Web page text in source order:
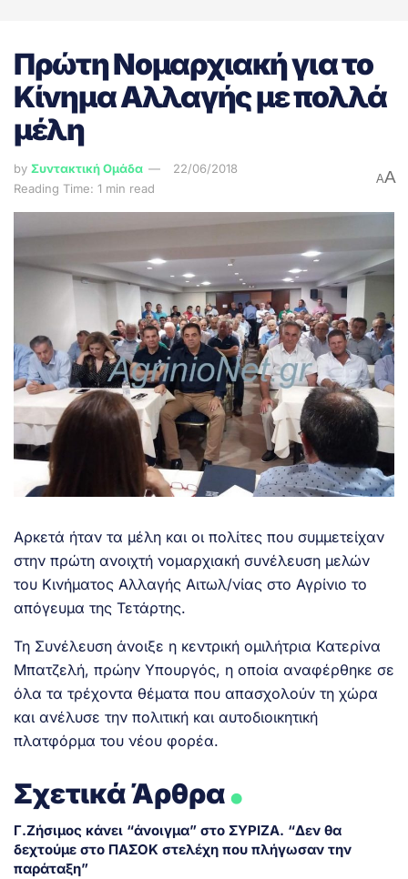
Πρώτη Νομαρχιακή για το
Κίνημα Αλλαγής με πολλά
μέλη
by Συντακτική Ομάδα
22/06/2018
Reading Time: 1 min read
AA
Αρκετά ήταν τα μέλη και οι πολίτες που συμμετείχαν
στην πρώτη ανοιχτή νομαρχιακή συνέλευση μελών
του Κινήματος Αλλαγής Αιτωλ/νίας στο Αγρίνιο το
απόγευμα της Τετάρτης.
Τη Συνέλευση άνοιξε η κεντρική ομιλήτρια Κατερίνα
Μπατζελή, πρώην Υπουργός, η οποία αναφέρθηκε σε
όλα τα τρέχοντα θέματα που απασχολούν τη χώρα
και ανέλυσε την πολιτική και αυτοδιοικητική
πλατφόρμα του νέου φορέα.
Σχετικά Άρθρα.
Γ.Ζήσιμος κάνει “άνοιγμα” στο ΣΥΡΙΖΑ. “Δεν θα
δεχτούμε στο ΠΑΣΟΚ στελέχη που πλήγωσαν την
παράταξη”